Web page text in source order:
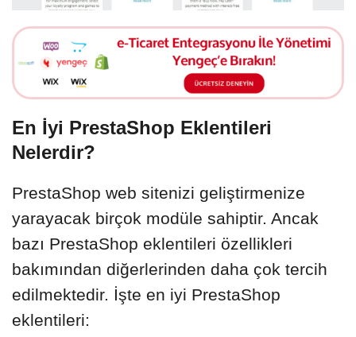
En İyi PrestaShop Eklentileri
Nelerdir?
PrestaShop web sitenizi geliştirmenize
yarayacak birçok modüle sahiptir. Ancak
bazı PrestaShop eklentileri özellikleri
bakımından diğerlerinden daha çok tercih
edilmektedir. İşte en iyi PrestaShop
eklentileri: